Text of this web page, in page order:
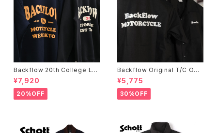
Backflow 20th College Lo
go T/C Sweat
¥7,920
20%OFF
Backflow Original T/C Ope
n Collar S/S Work Shirt
¥5,775
30%OFF